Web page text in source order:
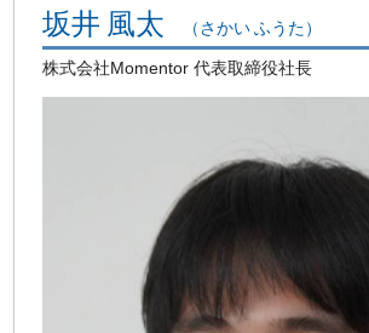
坂井 風太 （さかい ふうた）
株式会社Momentor 代表取締役社長